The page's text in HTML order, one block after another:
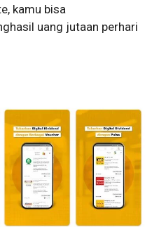
kamu bisa
uang jutaan perhari